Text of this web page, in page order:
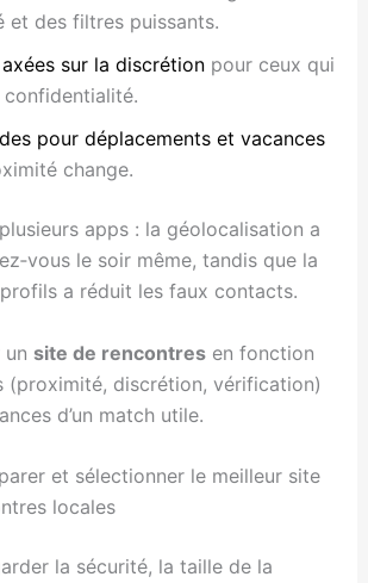
et des filtres puissants.
sur la discrétionpour ceux qui
pour déplacements et vacances
change.
apps : la géolocalisation a
le soir même, tandis que la
a réduit les faux contacts.
site de rencontresen fonction
(proximité, discrétion, vérification)
d’un match utile.
et sélectionner le meilleur site
locales
la sécurité, la taille de la